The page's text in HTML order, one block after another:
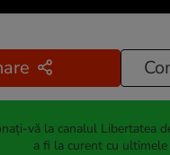
vă la canalul Libertatea
a fi la curent cu